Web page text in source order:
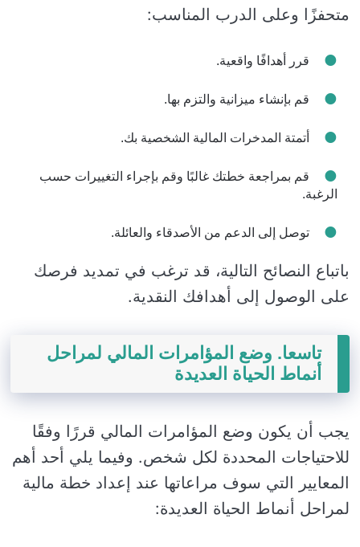
متحفزًا وعلى الدرب المناسب:
قرر أهدافًا واقعية.
قم بإنشاء ميزانية والتزم بها.
أتمتة المدخرات المالية الشخصية بك.
قم بمراجعة خطتك غالبًا وقم بإجراء التغييرات حسب
الرغبة.
توصل إلى الدعم من الأصدقاء والعائلة.
باتباع النصائح التالية، قد ترغب في تمديد فرصك
على الوصول إلى أهدافك النقدية.
تاسعا. وضع المؤامرات المالي لمراحل
أنماط الحياة العديدة
يجب أن يكون وضع المؤامرات المالي قررًا وفقًا
للاحتياجات المحددة لكل شخص. وفيما يلي أحد أهم
المعايير التي سوف مراعاتها عند إعداد خطة مالية
لمراحل أنماط الحياة العديدة: